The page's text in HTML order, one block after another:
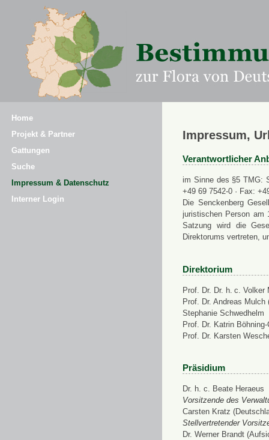
Home
Projekt & Partner
Gattungen
Suche
Impressum & Datenschutz
Interner Login
Impressum,
Verantwortlicher
im Sinne des §5 TMG:
+49 69 7542-0 · Fax:
Die Senckenberg
juristischen Person am
Satzung wird die
Direktorums vertreten,
Direktorium
Prof. Dr. Dr. h. c. Volker
Prof. Dr. Andreas
Stephanie Schwedhelm
Prof. Dr. Katrin
Prof. Dr. Karsten
Präsidium
Dr. h. c. Beate Heraeus
Vorsitzende des
Carsten Kratz
Stellvertretender
Dr. Werner Brandt